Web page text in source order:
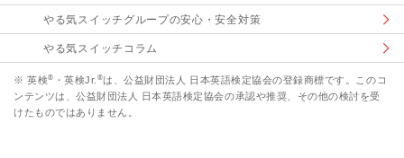
やる気スイッチグループの安心・安全対策
やる気スイッチコラム
※ 英検® ・英検Jr. ®は、公益財団法人 日本英語検定協会の登録商標です。このコ
ンテンツは、公益財団法人 日本英語検定協会の承認や推奨、その他の検討を受
けたものではありません。